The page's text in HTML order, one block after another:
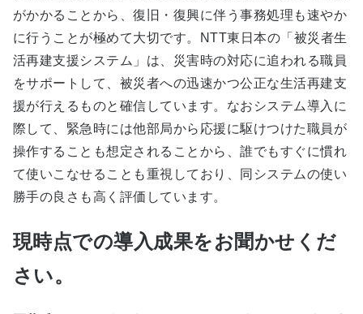
がかかることから、復旧・復興に伴う事務処理も速やか
に行うことが極めて大切です。NTT東日本の「被災者生
活再建支援システム」は、災害時の対応に追われる職員
をサポートして、被災者への迅速かつ公正な生活再建支
援が行えるものと確信しています。なおシステム導入に
際して、緊急時には他部局から応援に駆けつけた職員が
操作することも想定されることから、誰でもすぐに慣れ
て使いこなせることも重視しており、同システムの使い
勝手の良さも高く評価しています。
現時点での導入成果をお聞かせくだ
さい。